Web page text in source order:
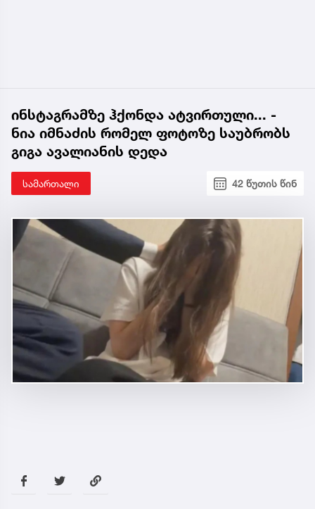
ინსტაგრამზე ჰქონდა ატვირთული... -
ნია იმნაძის რომელ ფოტოზე საუბრობს
გიგა ავალიანის დედა
სამართალი 42 წუთის წინ